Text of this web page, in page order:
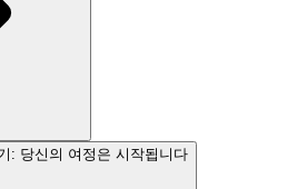
: 당신의 여정은 시작됩니다